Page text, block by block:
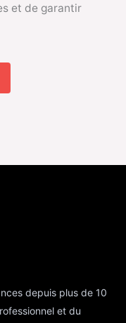
et de garantir
depuis plus de 10
et du